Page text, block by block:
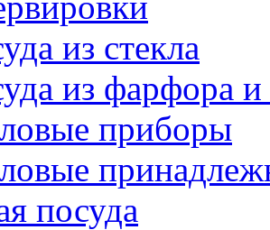
из стекла
из фарфора
приборы
посуда